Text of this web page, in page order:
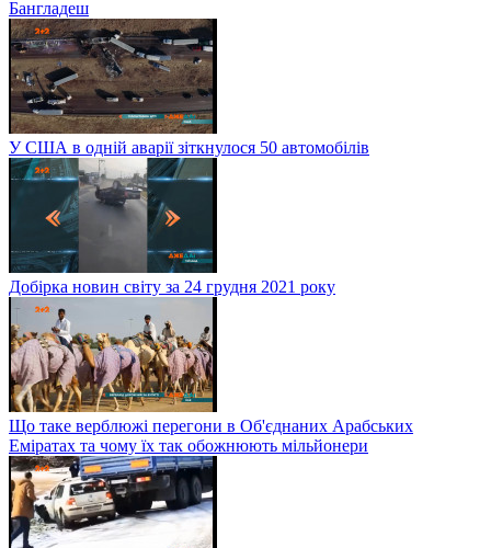
Бангладеш
У США в одній аварії зіткнулося 50 автомобілів
Добірка новин світу за 24 грудня 2021 року
Що таке верблюжі перегони в Об'єднаних Арабських
Еміратах та чому їх так обожнюють мільйонери